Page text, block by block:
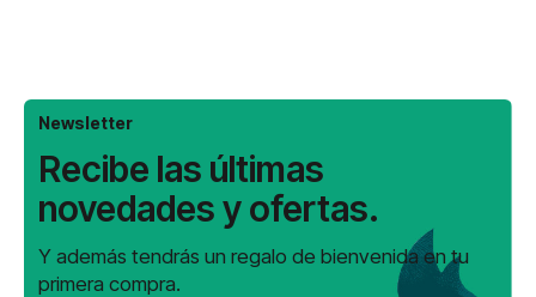
Newsletter
Recibe las últimas
novedades y ofertas.
Y además tendrás un regalo de bienvenida en tu
primera compra.